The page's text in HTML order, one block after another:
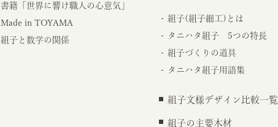
書籍「世界に響け職人の心意気」
Made in TOYAMA
組子と数学の関係
組子(組子細工)とは
タニハタ組子 5つの特長
組子づくりの道具
タニハタ組子用語集
組子文様デザイン比較一覧
組子の主要木材